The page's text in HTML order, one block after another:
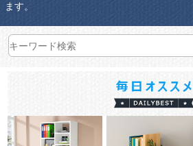
ます。